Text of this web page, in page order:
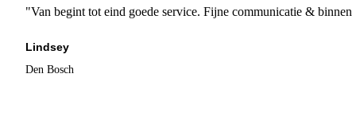
"Van begint tot eind goede service. Fijne communicatie &
Lindsey
Den Bosch